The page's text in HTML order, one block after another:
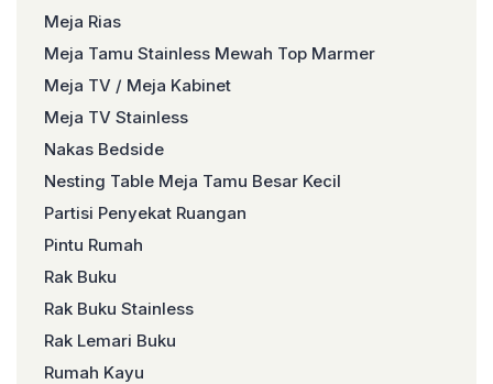
Meja Rias
Meja Tamu Stainless Mewah Top Marmer
Meja TV / Meja Kabinet
Meja TV Stainless
Nakas Bedside
Nesting Table Meja Tamu Besar Kecil
Partisi Penyekat Ruangan
Pintu Rumah
Rak Buku
Rak Buku Stainless
Rak Lemari Buku
Rumah Kayu